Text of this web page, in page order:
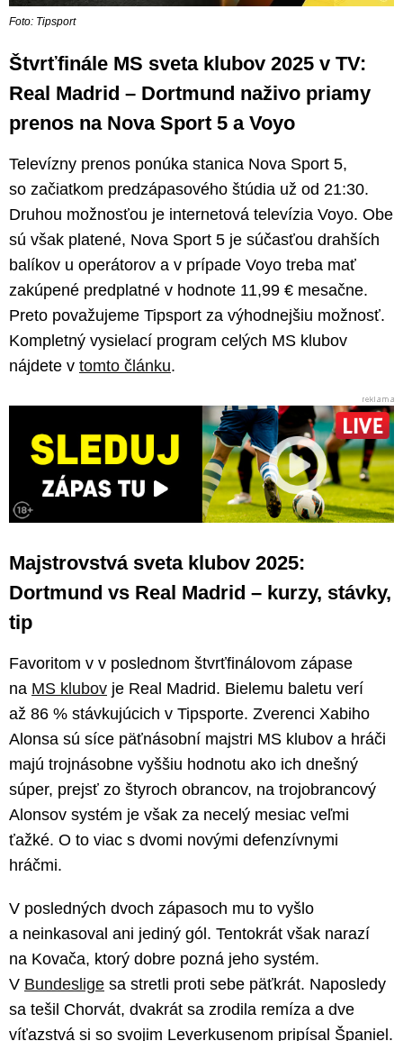
Foto: Tipsport
Štvrťfinále MS sveta klubov 2025 v TV:
Real Madrid – Dortmund naživo priamy
prenos na Nova Sport 5 a Voyo
Televízny prenos ponúka stanica Nova Sport 5,
so začiatkom predzápasového štúdia už od 21:30.
Druhou možnosťou je internetová televízia Voyo. Obe
sú však platené, Nova Sport 5 je súčasťou drahších
balíkov u operátorov a v prípade Voyo treba mať
zakúpené predplatné v hodnote 11,99 € mesačne.
Preto považujeme Tipsport za výhodnejšiu možnosť.
Kompletný vysielací program celých MS klubov
nájdete v tomto článku.
Majstrovstvá sveta klubov 2025:
Dortmund vs Real Madrid – kurzy, stávky,
tip
Favoritom v v poslednom štvrťfinálovom zápase
na MS klubov je Real Madrid. Bielemu baletu verí
až 86 % stávkujúcich v Tipsporte. Zverenci Xabiho
Alonsa sú síce päťnásobní majstri MS klubov a hráči
majú trojnásobne vyššiu hodnotu ako ich dnešný
súper, prejsť zo štyroch obrancov, na trojobrancový
Alonsov systém je však za necelý mesiac veľmi
ťažké. O to viac s dvomi novými defenzívnymi
hráčmi.
V posledných dvoch zápasoch mu to vyšlo
a neinkasoval ani jediný gól. Tentokrát však narazí
na Kovača, ktorý dobre pozná jeho systém.
V Bundeslige sa stretli proti sebe päťkrát. Naposledy
sa tešil Chorvát, dvakrát sa zrodila remíza a dve
víťazstvá si so svojim Leverkusenom pripísal Španiel.